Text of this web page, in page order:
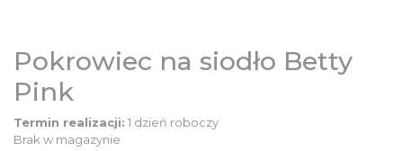
INFO
Pokrowiec na siodło Betty
Pink
Termin realizacji: 1 dzień roboczy
Brak w magazynie